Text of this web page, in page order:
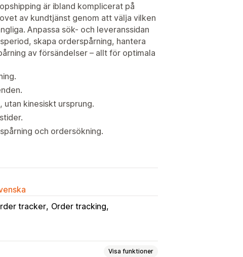
är ibland komplicerat på
av kundtjänst genom att välja vilken
Anpassa sök- och leveranssidan
skapa orderspårning, hantera
av försändelser – allt för optimala
kinesiskt ursprung.
och ordersökning.
tracker Order tracking
Visa funktioner